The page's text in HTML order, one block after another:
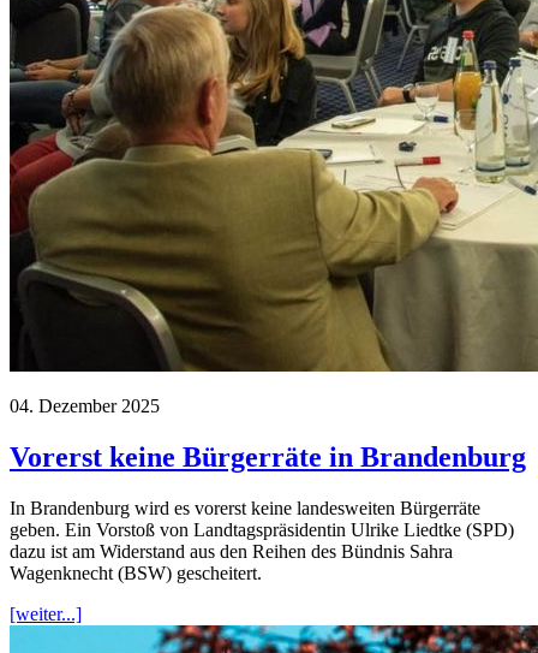
04. Dezember 2025
Vorerst keine Bürgerräte in Brandenburg
In Brandenburg wird es vorerst keine landesweiten Bürgerräte
geben. Ein Vorstoß von Landtagspräsidentin Ulrike Liedtke (SPD)
dazu ist am Widerstand aus den Reihen des Bündnis Sahra
Wagenknecht (BSW) gescheitert.
[weiter...]